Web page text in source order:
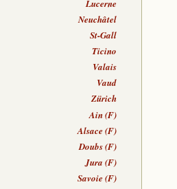
Lucerne
Neuchâtel
St-Gall
Ticino
Valais
Vaud
Zürich
Ain (F)
Alsace (F)
Doubs (F)
Jura (F)
Savoie (F)